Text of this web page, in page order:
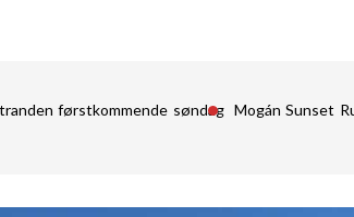
førstkommende søndag Mogán Sunset